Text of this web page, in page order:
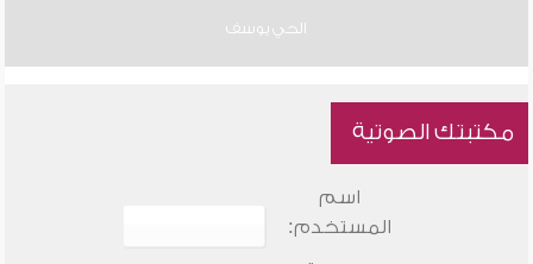
الحي يوسف
مكتبتك الصوتية
اسم
المستخدم: